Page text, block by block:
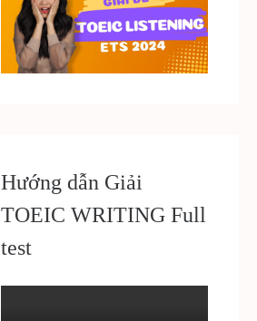
Hướng dẫn Giải
TOEIC WRITING Full
test